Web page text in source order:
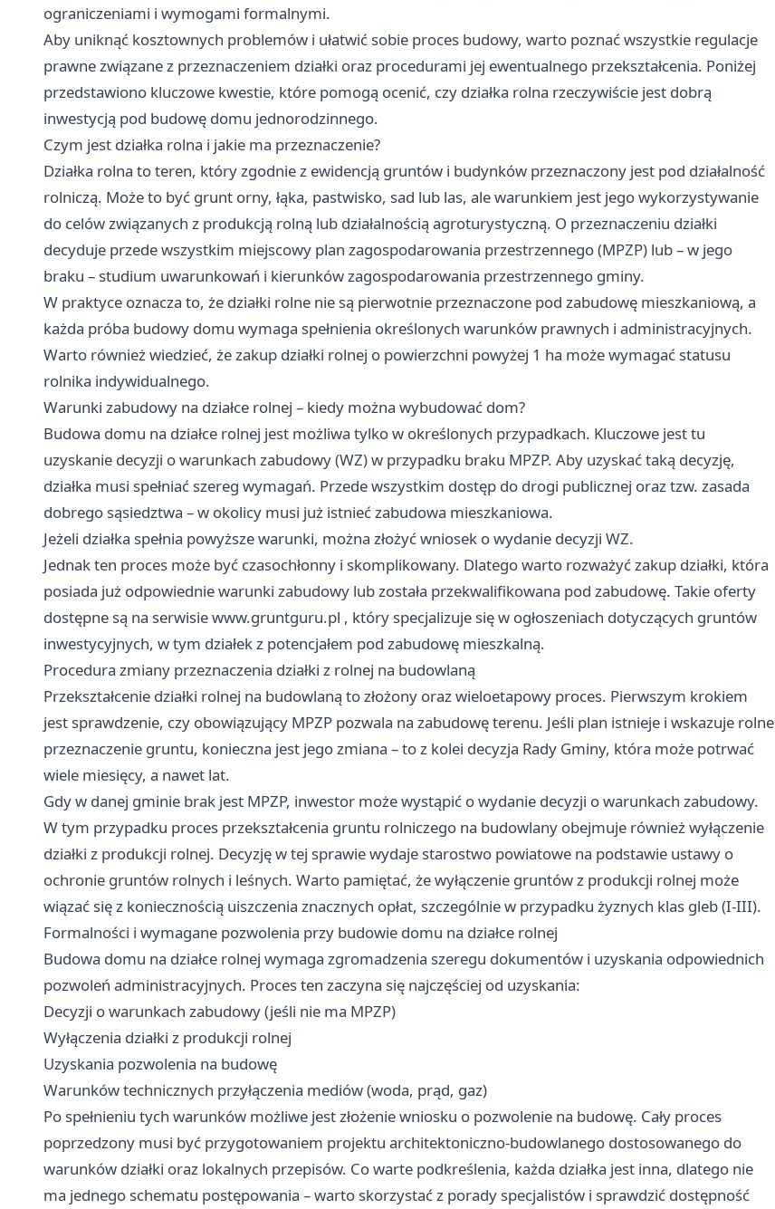
ograniczeniami i wymogami formalnymi.
Aby uniknąć kosztownych problemów i ułatwić sobie proces budowy, warto poznać wszystkie regulacje
prawne związane z przeznaczeniem działki oraz procedurami jej ewentualnego przekształcenia. Poniżej
przedstawiono kluczowe kwestie, które pomogą ocenić, czy działka rolna rzeczywiście jest dobrą
inwestycją pod budowę domu jednorodzinnego.
Czym jest działka rolna i jakie ma przeznaczenie?
Działka rolna to teren, który zgodnie z ewidencją gruntów i budynków przeznaczony jest pod działalność
rolniczą. Może to być grunt orny, łąka, pastwisko, sad lub las, ale warunkiem jest jego wykorzystywanie
do celów związanych z produkcją rolną lub działalnością agroturystyczną. O przeznaczeniu działki
decyduje przede wszystkim miejscowy plan zagospodarowania przestrzennego (MPZP) lub – w jego
braku – studium uwarunkowań i kierunków zagospodarowania przestrzennego gminy.
W praktyce oznacza to, że działki rolne nie są pierwotnie przeznaczone pod zabudowę mieszkaniową, a
każda próba budowy domu wymaga spełnienia określonych warunków prawnych i administracyjnych.
Warto również wiedzieć, że zakup działki rolnej o powierzchni powyżej 1 ha może wymagać statusu
rolnika indywidualnego.
Warunki zabudowy na działce rolnej – kiedy można wybudować dom?
Budowa domu na działce rolnej jest możliwa tylko w określonych przypadkach. Kluczowe jest tu
uzyskanie decyzji o warunkach zabudowy (WZ) w przypadku braku MPZP. Aby uzyskać taką decyzję,
działka musi spełniać szereg wymagań. Przede wszystkim dostęp do drogi publicznej oraz tzw. zasada
dobrego sąsiedztwa – w okolicy musi już istnieć zabudowa mieszkaniowa.
Jeżeli działka spełnia powyższe warunki, można złożyć wniosek o wydanie decyzji WZ.
Jednak ten proces może być czasochłonny i skomplikowany. Dlatego warto rozważyć zakup działki, która
posiada już odpowiednie warunki zabudowy lub została przekwalifikowana pod zabudowę. Takie oferty
dostępne są na serwisiewww.gruntguru.pl , który specjalizuje się w ogłoszeniach dotyczących gruntów
inwestycyjnych, w tym działek z potencjałem pod zabudowę mieszkalną.
Procedura zmiany przeznaczenia działki z rolnej na budowlaną
Przekształcenie działki rolnej na budowlaną to złożony oraz wieloetapowy proces. Pierwszym krokiem
jest sprawdzenie, czy obowiązujący MPZP pozwala na zabudowę terenu. Jeśli plan istnieje i wskazuje rolne
przeznaczenie gruntu, konieczna jest jego zmiana – to z kolei decyzja Rady Gminy, która może potrwać
wiele miesięcy, a nawet lat.
Gdy w danej gminie brak jest MPZP, inwestor może wystąpić o wydanie decyzji o warunkach zabudowy.
W tym przypadku proces przekształcenia gruntu rolniczego na budowlany obejmuje również wyłączenie
działki z produkcji rolnej. Decyzję w tej sprawie wydaje starostwo powiatowe na podstawie ustawy o
ochronie gruntów rolnych i leśnych. Warto pamiętać, że wyłączenie gruntów z produkcji rolnej może
wiązać się z koniecznością uiszczenia znacznych opłat, szczególnie w przypadku żyznych klas gleb (I-III).
Formalności i wymagane pozwolenia przy budowie domu na działce rolnej
Budowa domu na działce rolnej wymaga zgromadzenia szeregu dokumentów i uzyskania odpowiednich
pozwoleń administracyjnych. Proces ten zaczyna się najczęściej od uzyskania:
Decyzji o warunkach zabudowy (jeśli nie ma MPZP)
Wyłączenia działki z produkcji rolnej
Uzyskania pozwolenia na budowę
Warunków technicznych przyłączenia mediów (woda, prąd, gaz)
Po spełnieniu tych warunków możliwe jest złożenie wniosku o pozwolenie na budowę. Cały proces
poprzedzony musi być przygotowaniem projektu architektoniczno-budowlanego dostosowanego do
warunków działki oraz lokalnych przepisów. Co warte podkreślenia, każda działka jest inna, dlatego nie
ma jednego schematu postępowania – warto skorzystać z porady specjalistów i sprawdzić dostępność